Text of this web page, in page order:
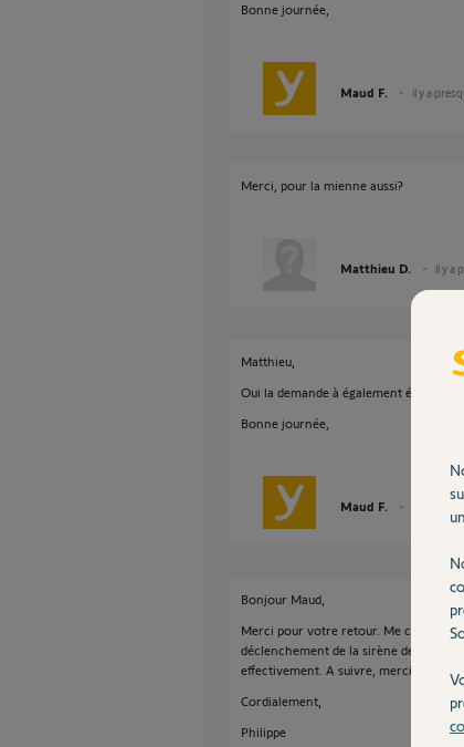
Bonne journée,
Maud F. il y a
Merci, pour la mienne aussi?
Matthieu D. il y a
Matthieu,
Oui la demande à également été faite
Bonne journée,
Maud F.
Bonjour Maud,
Merci pour votre retour. Me
déclenchement de la sirène de la
effectivement. A suivre, merci.
Cordialement,
Philippe